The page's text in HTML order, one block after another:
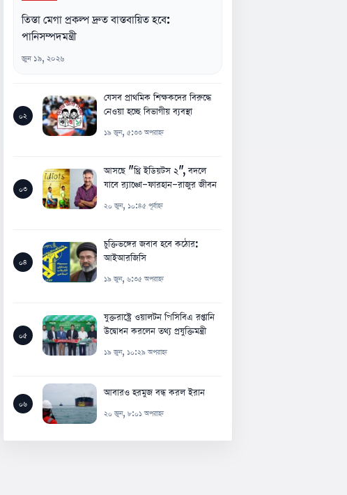
তিস্তা মেগা প্রকল্প দ্রুত বাস্তবায়িত হবে:
পানিসম্পদমন্ত্রী
জুন ১৯, ২০২৬
০২
যেসব প্রাথমিক শিক্ষকদের বিরুদ্ধে
নেওয়া হচ্ছে বিভাগীয় ব্যবস্থা
১৯ জুন, ৫:৩৩ অপরাহ্ন
০৩
আসছে "থ্রি ইডিয়টস ২", বদলে
যাবে র‍্যাঞ্চো-ফারহান-রাজুর জীবন
২০ জুন, ১০:৪৫ পূর্বাহ্ন
০৪
চুক্তিভঙ্গের জবাব হবে কঠোর:
আইআরজিসি
১৯ জুন, ৬:৩৫ অপরাহ্ন
০৫
যুক্তরাষ্ট্রে ওয়ালটন পিসিবিএ রপ্তানি
উদ্বোধন করলেন তথ্য প্রযুক্তিমন্ত্রী
১৯ জুন, ১০:২৯ অপরাহ্ন
০৬
আবারও হরমুজ বন্ধ করল ইরান
২০ জুন, ৮:০১ অপরাহ্ন